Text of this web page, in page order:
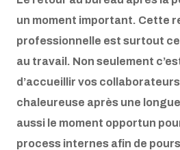
un moment important. Cette
professionnelle est surtout
au travail. Non seulement
d’accueillir vos
chaleureuse après une
aussi le moment opportun
process internes afin de